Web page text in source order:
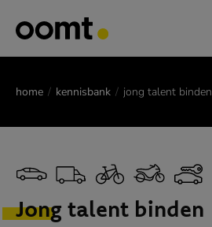
home kennisbank jong talent binden
Jong talent binden